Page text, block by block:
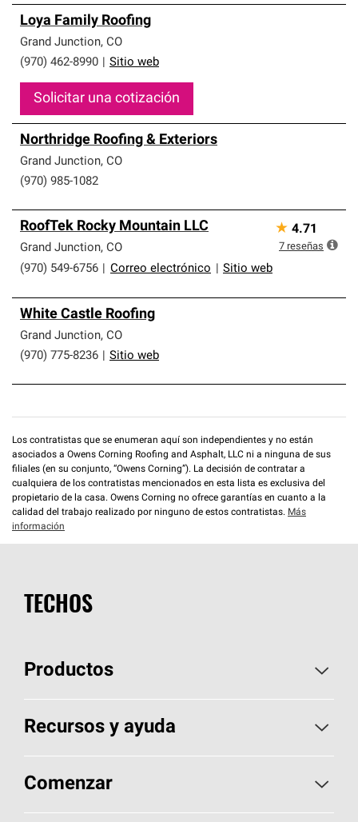
Loya Family Roofing
Grand Junction, CO
(970) 462-8990
Sitio web
Solicitar una cotización
Northridge Roofing & Exteriors
Grand Junction, CO
(970) 985-1082
RoofTek Rocky Mountain LLC
Grand Junction, CO
(970) 549-6756
Correo electrónico Sitio web
★ 4.71
7 reseñas
White Castle Roofing
Grand Junction, CO
(970) 775-8236
Sitio web
Los contratistas que se enumeran aquí son independientes y no están
asociados a Owens Corning Roofing and Asphalt, LLC ni a ninguna de sus
filiales (en su conjunto, “Owens Corning”). La decisión de contratar a
cualquiera de los contratistas mencionados en esta lista es exclusiva del
propietario de la casa. Owens Corning no ofrece garantías en cuanto a la
calidad del trabajo realizado por ninguno de estos contratistas. Más
información
TECHOS
Productos
Elija sus tejas
Encuentre un contratista
Recursos y ayuda
Aspectos básicos sobre techos
Herramientas de diseño y color
Comenzar